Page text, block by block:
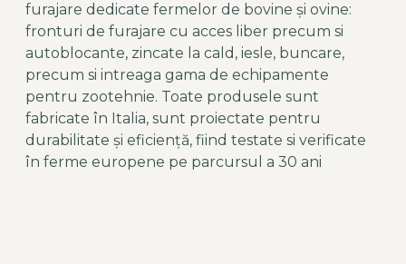
furajare dedicate fermelor de bovine și ovine:
fronturi de furajare cu acces liber precum si
autoblocante, zincate la cald, iesle, buncare,
precum si intreaga gama de echipamente
pentru zootehnie. Toate produsele sunt
fabricate în Italia, sunt proiectate pentru
durabilitate și eficiență, fiind testate si verificate
în ferme europene pe parcursul a 30 ani